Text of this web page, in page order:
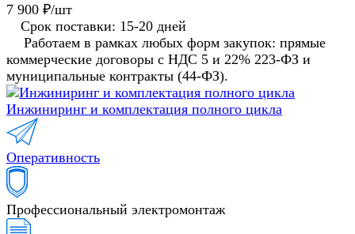
7 900 ₽/шт
Срок поставки: 15-20 дней
Работаем в рамках любых форм закупок: прямые
коммерческие договоры с НДС 5 и 22% 223-ФЗ и
муниципальные контракты (44-ФЗ).
Инжиниринг и комплектация полного цикла
Оперативность
Профессиональный электромонтаж